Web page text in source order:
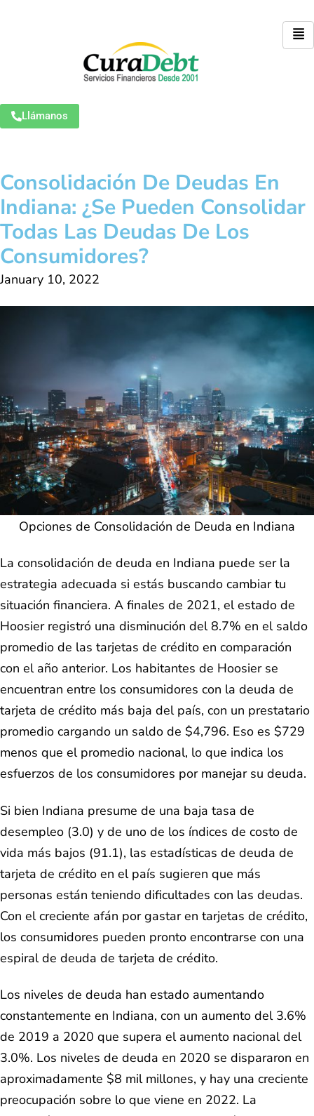
Llámanos
Consolidación De Deudas En
Indiana: ¿Se Pueden Consolidar
Todas Las Deudas De Los
Consumidores?
January 10, 2022
Opciones de Consolidación de Deuda en Indiana
La consolidación de deuda en Indiana puede ser la
estrategia adecuada si estás buscando cambiar tu
situación financiera. A finales de 2021, el estado de
Hoosier registró una disminución del 8.7% en el saldo
promedio de las tarjetas de crédito en comparación
con el año anterior. Los habitantes de Hoosier se
encuentran entre los consumidores con la deuda de
tarjeta de crédito más baja del país, con un prestatario
promedio cargando un saldo de $4,796. Eso es $729
menos que el promedio nacional, lo que indica los
esfuerzos de los consumidores por manejar su deuda.
Si bien Indiana presume de una baja tasa de
desempleo (3.0) y de uno de los índices de costo de
vida más bajos (91.1), las estadísticas de deuda de
tarjeta de crédito en el país sugieren que más
personas están teniendo dificultades con las deudas.
Con el creciente afán por gastar en tarjetas de crédito,
los consumidores pueden pronto encontrarse con una
espiral de deuda de tarjeta de crédito.
Los niveles de deuda han estado aumentando
constantemente en Indiana, con un aumento del 3.6%
de 2019 a 2020 que supera el aumento nacional del
3.0%. Los niveles de deuda en 2020 se dispararon en
aproximadamente $8 mil millones, y hay una creciente
preocupación sobre lo que viene en 2022. La